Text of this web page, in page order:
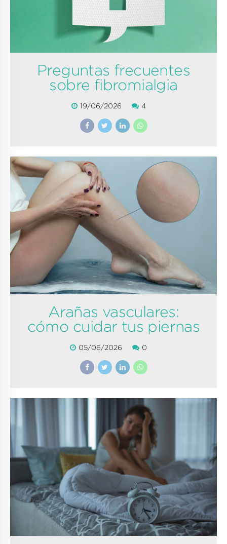
19/06/2026 4
Preguntas frecuentes
sobre fibromialgia
05/06/2026 0
Arañas vasculares:
cómo cuidar tus piernas